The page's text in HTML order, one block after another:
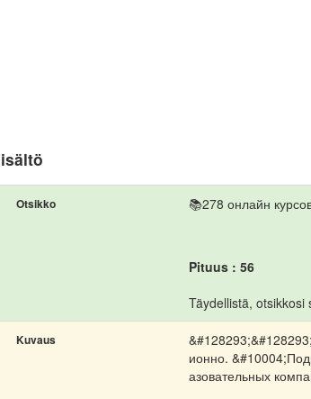
Otsikko 📚278 онлайн
Pituus : 56
Täydellistä, otsikkosi
Kuvaus
ионно.
азовательных